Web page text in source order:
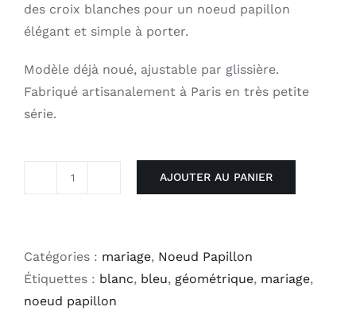
des croix blanches pour un noeud papillon
élégant et simple à porter.
Modèle déjà noué, ajustable par glissière.
Fabriqué artisanalement à Paris en très petite
série.
Papillon
-
La
AJOUTER AU PANIER
Catégories : mariage, Noeud Papillon
Étiquettes : blanc, bleu, géométrique, mariage,
noeud papillon